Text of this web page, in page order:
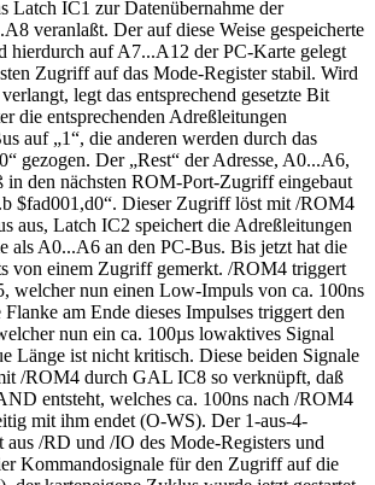
Latch IC1 zur Datenübernahme der
veranlaßt. Der auf diese Weise gespeicherte
hierdurch auf A7...A12 der PC-Karte gelegt
Zugriff auf das Mode-Register stabil. Wird
legt das entsprechend gesetzte Bit
die entsprechenden Adreßleitungen
auf „1“, die anderen werden durch das
gezogen. Der „Rest“ der Adresse, A0...A6,
in den nächsten ROM-Port-Zugriff eingebaut
$fad001,d0“. Dieser Zugriff löst mit /ROM4
aus, Latch IC2 speichert die Adreßleitungen
als A0...A6 an den PC-Bus. Bis jetzt hat die
von einem Zugriff gemerkt. /ROM4 triggert
welcher nun einen Low-Impuls von ca. 100ns
am Ende dieses Impulses triggert den
nun ein ca. 100µs lowaktives Signal
Länge ist nicht kritisch. Diese beiden Signale
/ROM4 durch GAL IC8 so verknüpft, daß
entsteht, welches ca. 100ns nach /ROM4
mit ihm endet (O-WS). Der 1-aus-4-
aus /RD und /IO des Mode-Registers und
Kommandosignale für den Zugriff auf die